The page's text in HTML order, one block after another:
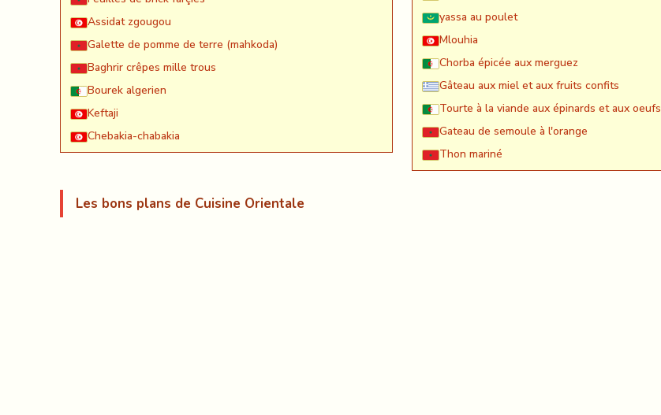
Assidat zgougou
Galette de pomme de terre (mahkoda)
Baghrir crêpes mille trous
Bourek algerien
Keftaji
Chebakia-chabakia
yassa au poulet
Mlouhia
Chorba épicée aux merguez
Gâteau aux miel et aux fruits confits
Tourte à la viande aux épinards et aux oeufs
Gateau de semoule à l'orange
Thon mariné
Les bons plans de Cuisine Orientale